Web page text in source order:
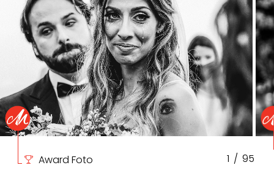
Award Foto 1 / 95